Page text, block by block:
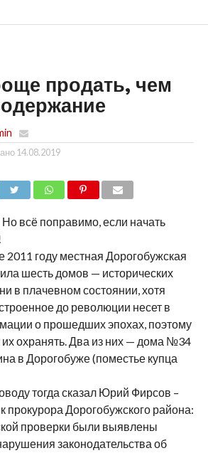
продать, чем
14.08.2019
всё поправимо, если начать
году местная Дорогобужская
шесть домов — исторических
в плачевном состоянии, хотя
до революции несет в
о прошедших эпохах, поэтому
их охранять. Два из них — дома №34
в Дорогобуже (поместье купца
тогда сказал Юрий Фирсов –
Дорогобужского района:
проверки были выявлены
законодательства об